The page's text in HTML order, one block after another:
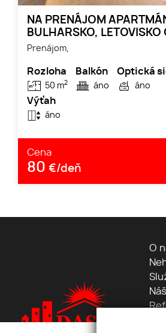
NA PRENÁJOM
BULHARSKO, LETOVISKO
Prenájom,
Rozloha
50 m2
Balkón
áno
Optická
áno
Výťah
áno
Cena
80 €/deň
O